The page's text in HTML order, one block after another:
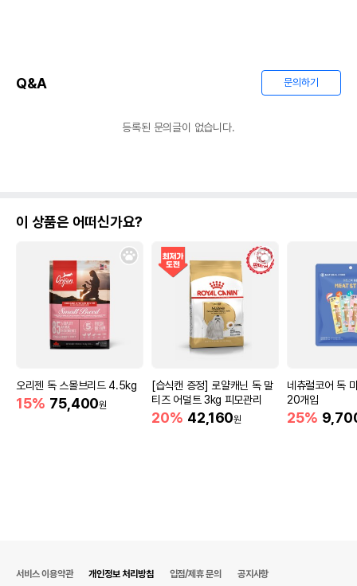
Q&A 문의하기
등록된 문의글이 없습니다.
이 상품은 어떠신가요?
오리젠 독 스몰브리드 4.5kg
15% 75,400원
[습식캔 증정] 로얄캐닌 독 말
티즈 어덜트 3kg 피모관리
20% 42,160원
네츄럴코어 독
20개입
25%
서비스 이용약관 개인정보 처리방침 입점/제휴 문의 공지사항